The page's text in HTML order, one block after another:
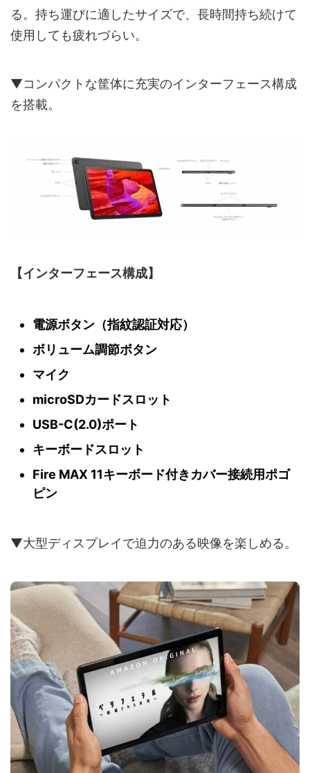
る。持ち運びに適したサイズで、長時間持ち続けて
使用しても疲れづらい。
▼コンパクトな筐体に充実のインターフェース構成
を搭載。
【インターフェース構成】
電源ボタン（指紋認証対応）
ボリューム調節ボタン
マイク
microSDカードスロット
USB-C(2.0)ポート
キーボードスロット
Fire MAX 11キーボード付きカバー接続用ポゴ
ピン
▼大型ディスプレイで迫力のある映像を楽しめる。